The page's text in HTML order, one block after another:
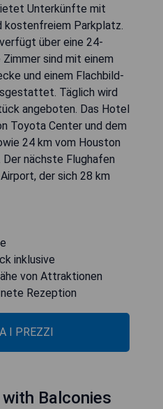
Unterkünfte mit
kostenfreiem Parkplatz.
über eine 24-
sind mit einem
und einem Flachbild-
Täglich wird
angeboten. Das Hotel
Toyota Center und dem
24 km vom Houston
nächste Flughafen
der sich 28 km
inklusive
von Attraktionen
Rezeption
I PREZZI
Balconies